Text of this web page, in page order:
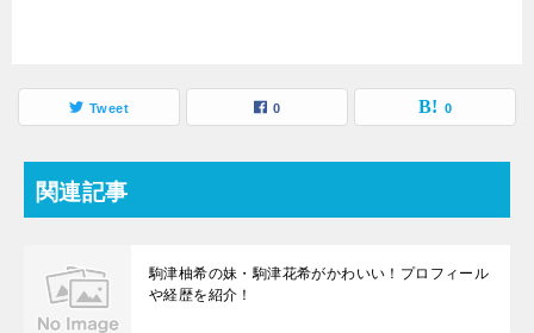
Tweet 0 0
関連記事
駒津柚希の妹・駒津花希がかわいい！プロフィール
や経歴を紹介！